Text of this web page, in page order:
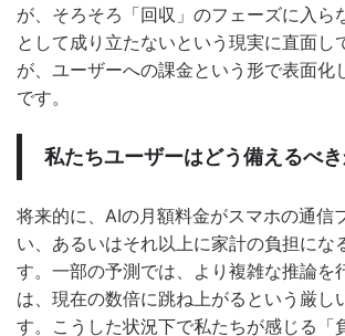
が、そろそろ「回収」のフェーズに入ら
として成り立たないという現実に直面し
が、ユーザーへの課金という形で表面化
です。
私たちユーザーはどう備えるべ
将来的に、AIの月額料金がスマホの通信
い、あるいはそれ以上に家計の負担にな
す。一部の予測では、より複雑な推論を
は、現在の数倍に跳ね上がるという厳し
す。こうした状況下で私たちが感じる「